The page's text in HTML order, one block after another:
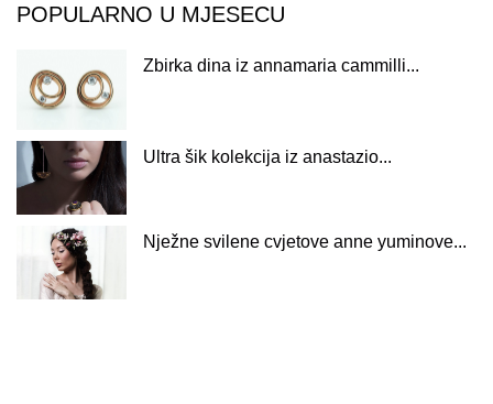
POPULARNO U MJESECU
Zbirka dina iz annamaria cammilli...
Ultra šik kolekcija iz anastazio...
Nježne svilene cvjetove anne yuminove...